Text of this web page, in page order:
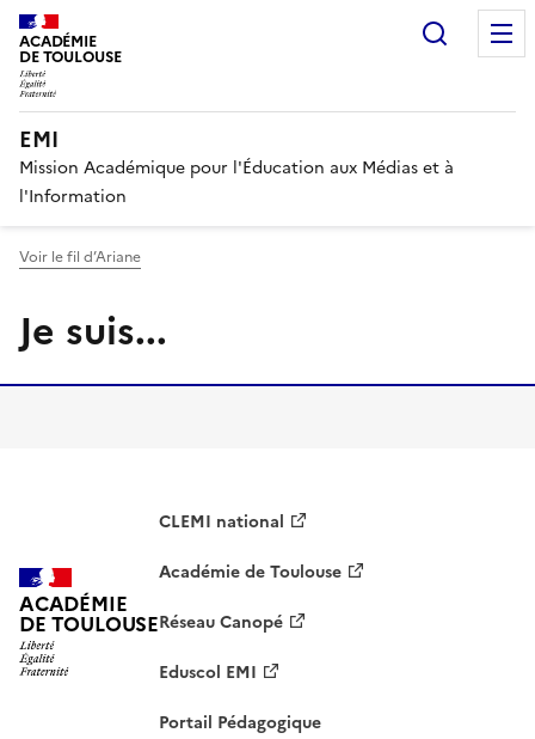
ACADÉMIE
DE TOULOUSE
EMI
Mission Académique pour l'Éducation aux Médias et à
l'Information
Voir le fil d’Ariane
Je suis...
ACADÉMIE
DE TOULOUSE
CLEMI national
Académie de Toulouse
Réseau Canopé
Eduscol EMI
Portail Pédagogique